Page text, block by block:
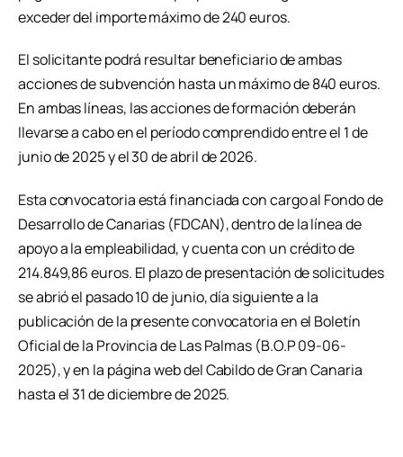
exceder del importe máximo de 240 euros.
El solicitante podrá resultar beneficiario de ambas
acciones de subvención hasta un máximo de 840 euros.
En ambas líneas, las acciones de formación deberán
llevarse a cabo en el período comprendido entre el 1 de
junio de 2025 y el 30 de abril de 2026.
Esta convocatoria está financiada con cargo al Fondo de
Desarrollo de Canarias (FDCAN), dentro de la línea de
apoyo a la empleabilidad, y cuenta con un crédito de
214.849,86 euros. El plazo de presentación de solicitudes
se abrió el pasado 10 de junio, día siguiente a la
publicación de la presente convocatoria en el Boletín
Oficial de la Provincia de Las Palmas (B.O.P 09-06-
2025), y en la página web del Cabildo de Gran Canaria
hasta el 31 de diciembre de 2025.